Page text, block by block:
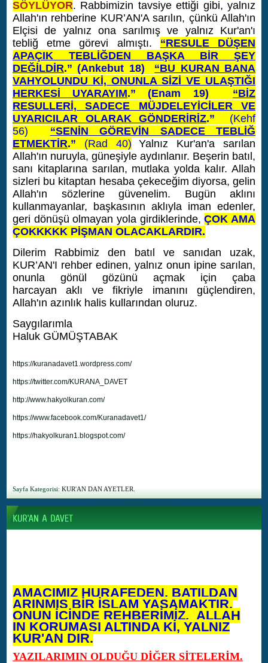
AMACIMIZ HURAFEDEN, BATILDAN
ARINMIŞ BİR İSLAM YAŞAMAKTIR.
ONUN İÇİNDE REHBERİMİZ, ALLAH
IN KORUMASI ALTINDA Kİ, YALNIZ
KUR'AN DIR.
YAZILARIMIN OLDUĞU DİĞER SİTELERİM.
SÖYLÜYOR. Rabbimizin tavsiye ettiği gibi, yalnız
Allah'ın rehberine KUR’AN'A sarılın, çünkü Allah'ın
Elçisi de yalnız ona sarılmış ve yalnız Kur'an'ı
tebliğ etme görevi almıştı. “RESULE DÜŞEN
APAÇIK TEBLİĞDEN BAŞKA BİR ŞEY
DEĞİLDİR.”(Ankebut 18)
“BU KURAN BANA
VAHYOLUNDU Kİ, ONUNLA SİZİ VE ULAŞTIĞI
HERKESİ UYARAYIM.” (Enam 19) “BİZ
RESULLERİ, SADECE MÜJDELEYİCİLER VE
UYARICILAR OLARAK GÖNDERİRİZ.” (Kehf
56) “SENİN GÖREVİN SADECE TEBLİĞ
ETMEKTİR.” (Rad 40)
Yalnız Kur'an'a sarılan
Allah'ın nuruyla, güneşiyle aydınlanır. Beşerin batıl,
sanı kitaplarına sarılan, mutlaka yolda kalır. Allah
sizleri bu kitaptan hesaba çekeceğim diyorsa, gelin
Allah'ın sözlerine güvenelim. Bugün aklını
kullanmayanlar, başkasının aklıyla iman edenler,
geri dönüşü olmayan yola girdiklerinde,ÇOK AMA
ÇOKKKKK PİŞMAN OLACAKLARDIR.
Dilerim Rabbimiz den batıl ve sanıdan uzak,
KUR’AN'I rehber edinen, yalnız onun ipine sarılan,
onunla gönül gözünü açmak için çaba
harcayan aklı ve fikriyle imanını güçlendiren,
Allah'ın azınlık halis kullarından oluruz.
Saygılarımla
Haluk GÜMÜŞTABAK
https://kuranadavet1.wordpress.com/
https://twitter.com/KURANA_DAVET
http://www.hakyolkuran.com/
https://www.facebook.com/Kuranadavet1/
https://hakyolkuran1.blogspot.com/
Sayfa Kategorisi: KUR'AN DAN AYETLER.